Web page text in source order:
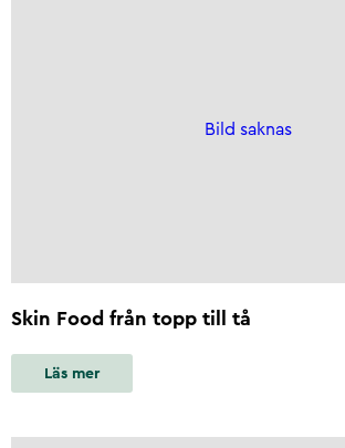
Bild saknas
Skin Food från topp till tå
Läs mer